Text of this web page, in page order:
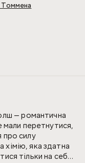
Томмена
— романтична
мали перетнутися,
про силу
хімію, яка здатна
тільки на себе.